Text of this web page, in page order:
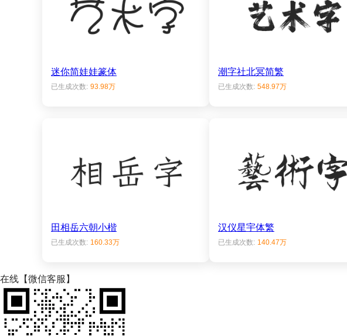
迷你简娃娃篆体
已生成次数: 93.98万
潮字社北冥简繁
已生成次数: 548.97万
田相岳六朝小楷
已生成次数: 160.33万
汉仪星宇体繁
已生成次数: 140.47万
在线【微信客服】